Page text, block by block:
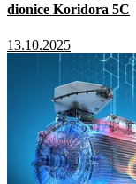
dionice Koridora 5C
13.10.2025